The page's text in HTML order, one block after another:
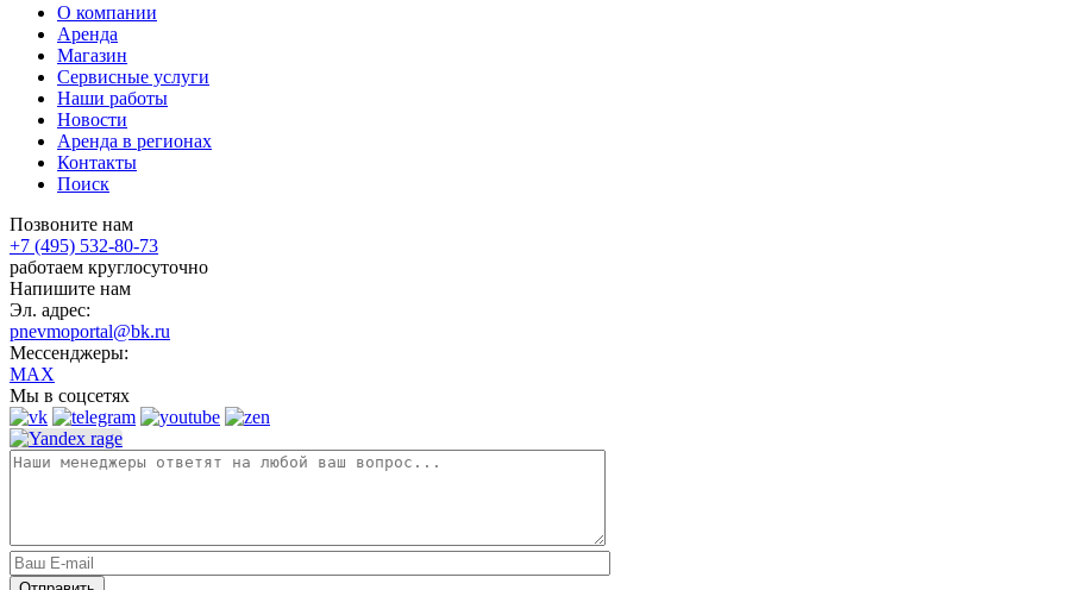
О компании
Аренда
Магазин
Сервисные услуги
Наши работы
Новости
Аренда в регионах
Контакты
Поиск
Позвоните нам
+7 (495) 532-80-73
работаем круглосуточно
Напишите нам
Эл. адрес:
pnevmoportal@bk.ru
Мессенджеры:
MAX
Мы в соцсетях